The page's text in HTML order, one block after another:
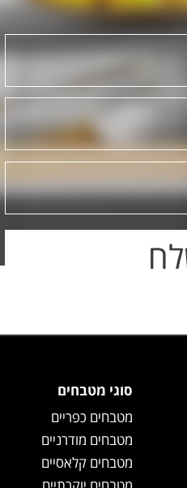
סוגי מטבחים
מטבחים כפריים
מטבחים מודרניים
מטבחים קלאסיים